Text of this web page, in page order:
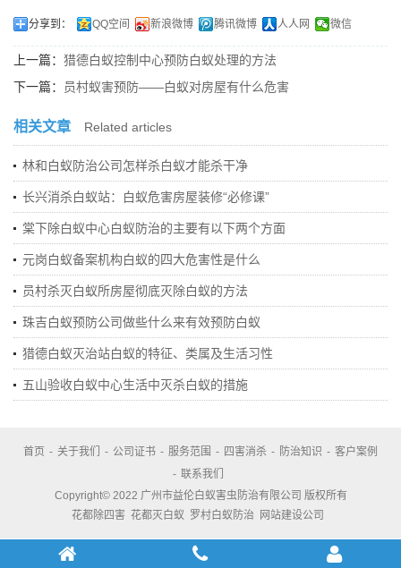
分享到： QQ空间 新浪微博 腾讯微博 人人网 微信
上一篇： 猎德白蚁控制中心预防白蚁处理的方法
下一篇：
员村蚁害预防——白蚁对房屋有什么危害
相关文章 Related articles
林和白蚁防治公司怎样杀白蚁才能杀干净
长兴消杀白蚁站：白蚁危害房屋装修“必修课”
棠下除白蚁中心白蚁防治的主要有以下两个方面
元岗白蚁备案机构白蚁的四大危害性是什么
员村杀灭白蚁所房屋彻底灭除白蚁的方法
珠吉白蚁预防公司做些什么来有效预防白蚁
猎德白蚁灭治站白蚁的特征、类属及生活习性
五山验收白蚁中心生活中灭杀白蚁的措施
首页 - 关于我们 - 公司证书 - 服务范围 - 四害消杀 - 防治知识 - 客户案例
- 联系我们
Copyright© 2022 广州市益伦白蚁害虫防治有限公司 版权所有
花都除四害 花都灭白蚁 罗村白蚁防治 网站建设公司